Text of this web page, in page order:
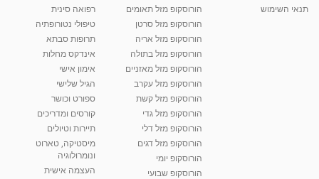
10:17
קרין גורן - העוגה המתגלצ’ת ללא קמח
38.5k צפיות
01:37
יוסי שר - מתמחה בשיטת אלכסנדר וטאי צ'י
2,734 צפיות
01:46
רנה רז-גילו -טיפול אנרגטי ויעוץ רוחני - נומרולוגית
2,310 צפיות
תנאי השימוש
הורוסקופ מזל תאומים
הורוסקופ מזל סרטן
הורוסקופ מזל אריה
הורוסקופ מזל בתולה
הורוסקופ מזל מאזניים
הורוסקופ מזל עקרב
הורוסקופ מזל קשת
הורוסקופ מזל גדי
הורוסקופ מזל דלי
הורוסקופ מזל דגים
הורוסקופ יומי
הורוסקופ שבועי
רפואה סינית
טיפולי נטורופתיה
תרופות סבתא
אינדקס מחלות
אימון אישי
הגיל שלישי
ספורט וכושר
קורסים ומדריכים
תיירות וטיולים
מיסטיקה, טארוט
ונומרולוגיה
העצמה אישית